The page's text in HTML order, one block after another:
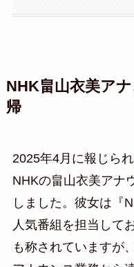
NHK畠山衣美ア
帰
2025年4月に報じら
NHKの畠山衣美アナ
しました。彼女は『
人気番組を担当して
も称されていますが